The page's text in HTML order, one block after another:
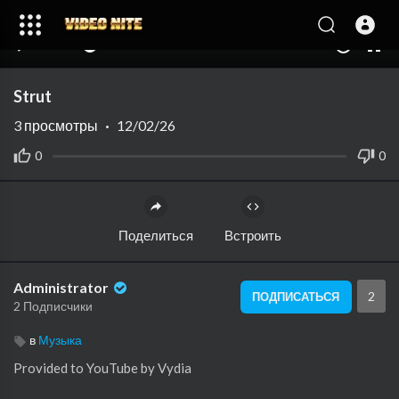
Strut
0 0
3 просмотры · 12/02/26
Поделиться Встроить
Administrator
2 Подписчики
ПОДПИСАТЬСЯ 2
в Музыка
Provided to YouTube by Vydia